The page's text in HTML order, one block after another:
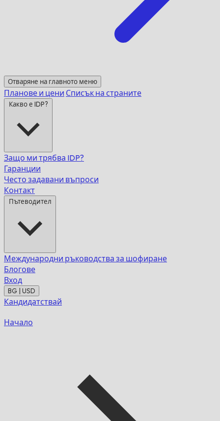
Отваряне на главното меню
Планове и цени Списък на страните
Какво е IDP?
Защо ми трябва IDP?
Гаранции
Често задавани въпроси
Контакт
Пътеводител
Международни ръководства за шофиране
Блогове
Вход
BG | USD
Кандидатствай
Начало